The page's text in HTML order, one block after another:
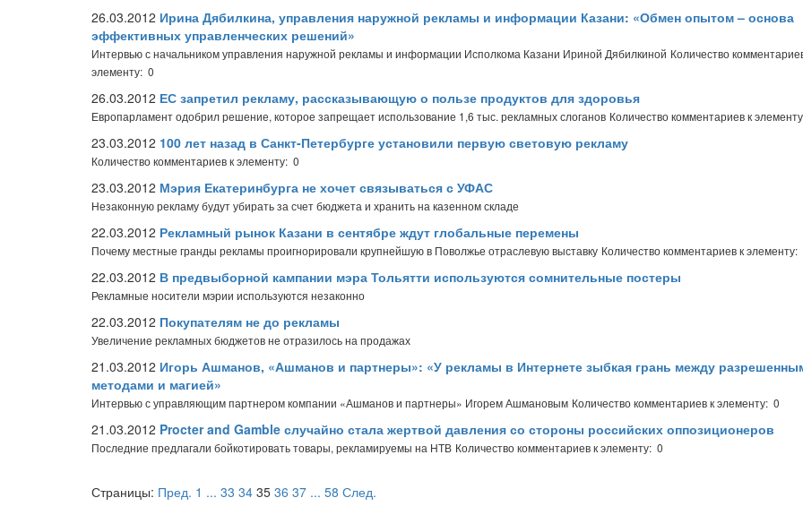
26.03.2012 Ирина Дябилкина, управления наружной рекламы и информации Казани: «Обмен опытом – основа
эффективных управленческих решений»
Интервью с начальником управления наружной рекламы и информации Исполкома Казани Ириной Дябилкиной Количество
элементу: 0
26.03.2012 ЕС запретил рекламу, рассказывающую о пользе продуктов для здоровья
Европарламент одобрил решение, которое запрещает использование 1,6 тыс. рекламных слоганов Количество комментариев к
23.03.2012 100 лет назад в Санкт-Петербурге установили первую световую рекламу
Количество комментариев к элементу: 0
23.03.2012 Мэрия Екатеринбурга не хочет связываться с УФАС
Незаконную рекламу будут убирать за счет бюджета и хранить на казенном складе
22.03.2012 Рекламный рынок Казани в сентябре ждут глобальные перемены
Почему местные гранды рекламы проигнорировали крупнейшую в Поволжье отраслевую выставку Количество комментариев к элементу:
22.03.2012 В предвыборной кампании мэра Тольятти используются сомнительные постеры
Рекламные носители мэрии используются незаконно
22.03.2012 Покупателям не до рекламы
Увеличение рекламных бюджетов не отразилось на продажах
21.03.2012 Игорь Ашманов, «Ашманов и партнеры»: «У рекламы в Интернете зыбкая грань между
методами и магией»
Интервью с управляющим партнером компании «Ашманов и партнеры» Игорем Ашмановым Количество комментариев к элементу: 0
21.03.2012 Procter and Gamble случайно стала жертвой давления со стороны российских оппозиционеров
Последние предлагали бойкотировать товары, рекламируемы на НТВ Количество комментариев к элементу: 0
Страницы: Пред. 1 ... 33 34 35 36 37 ... 58 След.